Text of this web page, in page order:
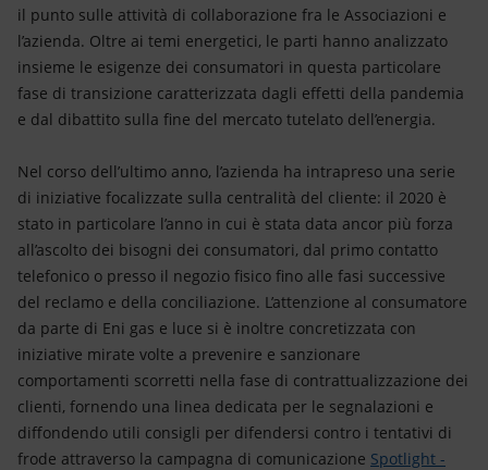
il punto sulle attività di collaborazione fra le Associazioni e
l’azienda. Oltre ai temi energetici, le parti hanno analizzato
insieme le esigenze dei consumatori in questa particolare
fase di transizione caratterizzata dagli effetti della pandemia
e dal dibattito sulla fine del mercato tutelato dell’energia.
Nel corso dell’ultimo anno, l’azienda ha intrapreso una serie
di iniziative focalizzate sulla centralità del cliente: il 2020 è
stato in particolare l’anno in cui è stata data ancor più forza
all’ascolto dei bisogni dei consumatori, dal primo contatto
telefonico o presso il negozio fisico fino alle fasi successive
del reclamo e della conciliazione. L’attenzione al consumatore
da parte di Eni gas e luce si è inoltre concretizzata con
iniziative mirate volte a prevenire e sanzionare
comportamenti scorretti nella fase di contrattualizzazione dei
clienti, fornendo una linea dedicata per le segnalazioni e
diffondendo utili consigli per difendersi contro i tentativi di
frode attraverso la campagna di comunicazione Spotlight -